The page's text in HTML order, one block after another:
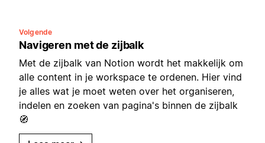
Volgende
Navigeren met de zijbalk
Met de zijbalk van Notion wordt het makkelijk om
alle content in je workspace te ordenen. Hier vind
je alles wat je moet weten over het organiseren,
indelen en zoeken van pagina's binnen de zijbalk
🧭